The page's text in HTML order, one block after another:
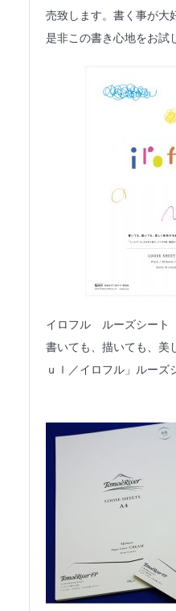
売致します。書く事が大
是非この書き心地をお試
イロフル ルーズシート
書いても、描いても、美
ｕｌ／イロフル」ルーズ